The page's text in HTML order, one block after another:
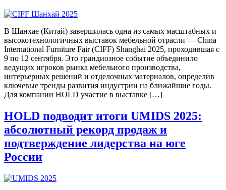
В Шанхае (Китай) завершилась одна из самых масштабных и
высокотехнологичных выставок мебельной отрасли — China
International Furniture Fair (CIFF) Shanghai 2025, проходившая с
9 по 12 сентября. Это грандиозное событие объединило
ведущих игроков рынка мебельного производства,
интерьерных решений и отделочных материалов, определив
ключевые тренды развития индустрии на ближайшие годы.
Для компании HOLD участие в выставке […]
HOLD подводит итоги UMIDS 2025:
абсолютный рекорд продаж и
подтверждение лидерства на юге
России